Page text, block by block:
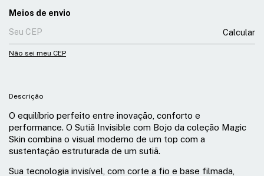
Entregas para o CEP:
Meios de envio
Calcular
Não sei meu CEP
Descrição
O equilíbrio perfeito entre inovação, conforto e
performance. O Sutiã Invisible com Bojo da coleção Magic
Skin combina o visual moderno de um top com a
sustentação estruturada de um sutiã.
Sua tecnologia invisível, com corte a fio e base filmada,